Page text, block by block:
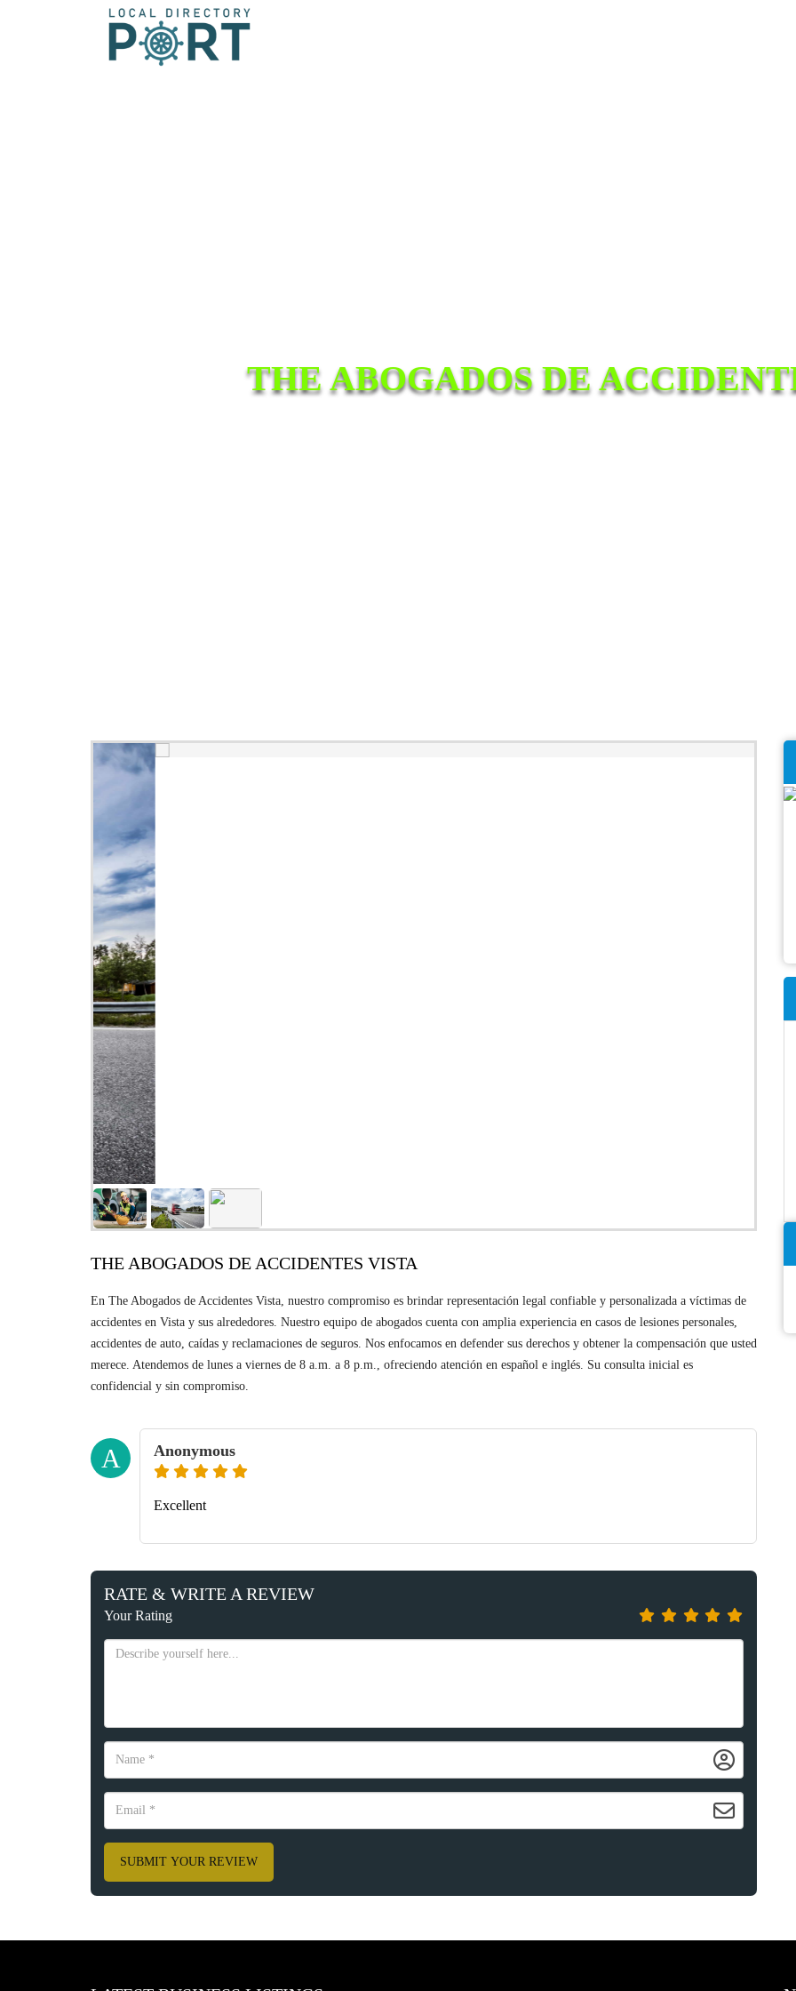
THE ABOGADOS DE
THE ABOGADOS DE ACCIDENTES VISTA
En The Abogados de Accidentes Vista, nuestro compromiso es brindar representación legal confiable y personalizada a víctimas de
accidentes en Vista y sus alrededores. Nuestro equipo de abogados cuenta con amplia experiencia en casos de lesiones personales,
accidentes de auto, caídas y reclamaciones de seguros. Nos enfocamos en defender sus derechos y obtener la compensación que usted
merece. Atendemos de lunes a viernes de 8 a.m. a 8 p.m., ofreciendo atención en español e inglés. Su consulta inicial es
confidencial y sin compromiso.
A Anonymous
Excellent
RATE & WRITE A REVIEW
Your Rating
SUBMIT YOUR REVIEW